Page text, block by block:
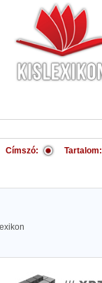
Címszó: Tartalom: